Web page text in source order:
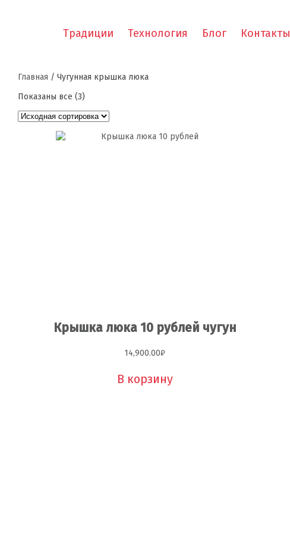
Традиции Технология Блог Контакты
Главная / Чугунная крышка люка
Показаны все (3)
Крышка люка 10 рублей чугун
14,900.00₽
В корзину